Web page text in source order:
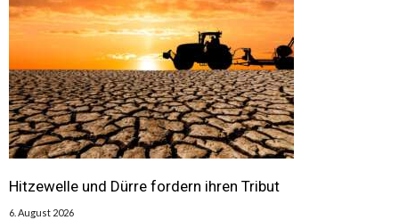
Hitzewelle und Dürre fordern ihren Tribut
6. August 2026